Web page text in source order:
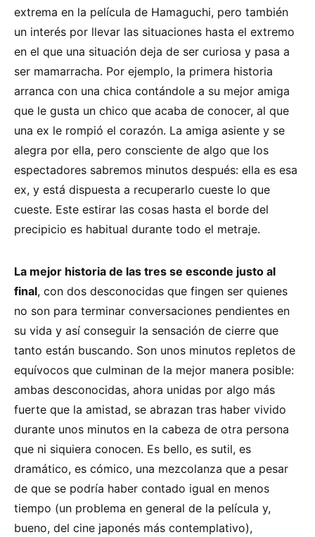
extrema en la película de Hamaguchi, pero también
un interés por llevar las situaciones hasta el extremo
en el que una situación deja de ser curiosa y pasa a
ser mamarracha. Por ejemplo, la primera historia
arranca con una chica contándole a su mejor amiga
que le gusta un chico que acaba de conocer, al que
una ex le rompió el corazón. La amiga asiente y se
alegra por ella, pero consciente de algo que los
espectadores sabremos minutos después: ella es esa
ex, y está dispuesta a recuperarlo cueste lo que
cueste. Este estirar las cosas hasta el borde del
precipicio es habitual durante todo el metraje.
La mejor historia de las tres se esconde justo al
final, con dos desconocidas que fingen ser quienes
no son para terminar conversaciones pendientes en
su vida y así conseguir la sensación de cierre que
tanto están buscando. Son unos minutos repletos de
equívocos que culminan de la mejor manera posible:
ambas desconocidas, ahora unidas por algo más
fuerte que la amistad, se abrazan tras haber vivido
durante unos minutos en la cabeza de otra persona
que ni siquiera conocen. Es bello, es sutil, es
dramático, es cómico, una mezcolanza que a pesar
de que se podría haber contado igual en menos
tiempo (un problema en general de la película y,
bueno, del cine japonés más contemplativo),